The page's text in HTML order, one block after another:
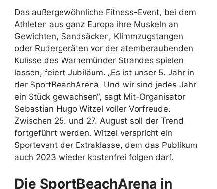
Das außergewöhnliche Fitness-Event, bei dem
Athleten aus ganz Europa ihre Muskeln an
Gewichten, Sandsäcken, Klimmzugstangen
oder Rudergeräten vor der atemberaubenden
Kulisse des Warnemünder Strandes spielen
lassen, feiert Jubiläum. „Es ist unser 5. Jahr in
der SportBeachArena. Und wir sind jedes Jahr
ein Stück gewachsen“, sagt Mit-Organisator
Sebastian Hugo Witzel voller Vorfreude.
Zwischen 25. und 27. August soll der Trend
fortgeführt werden. Witzel verspricht ein
Sportevent der Extraklasse, dem das Publikum
auch 2023 wieder kostenfrei folgen darf.
Die SportBeachArena in